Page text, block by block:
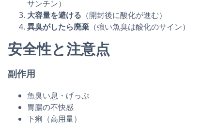
サンチン）
大容量を避ける （開封後に酸化が進む）
異臭がしたら廃棄 （強い魚臭は酸化のサイン）
安全性と注意点
副作用
魚臭い息・げっぷ
胃腸の不快感
下痢（高用量）